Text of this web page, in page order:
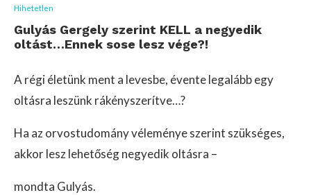
Hihetetlen
Gulyás Gergely szerint KELL a negyedik
oltást…Ennek sose lesz vége?!
A régi életünk ment a levesbe, évente legalább egy
oltásra leszünk rákényszerítve…?
Ha az orvostudomány véleménye szerint szükséges,
akkor lesz lehetőség negyedik oltásra –
mondta Gulyás.